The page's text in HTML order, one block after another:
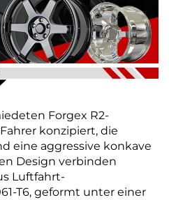
Forgex R2-
konzipiert, die
eine aggressive konkave
Design verbinden
Luftfahrt-
T6, geformt unter einer